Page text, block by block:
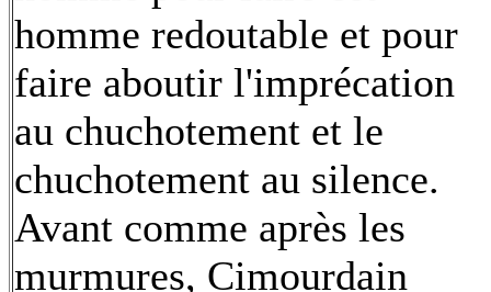
homme redoutable et pour
faire aboutir l'imprécation
au chuchotement et le
chuchotement au silence.
Avant comme après les
murmures, Cimourdain